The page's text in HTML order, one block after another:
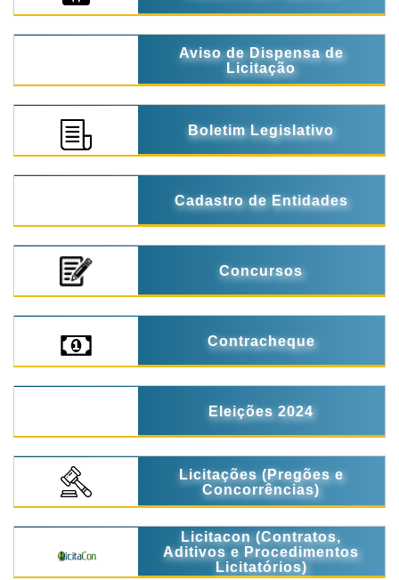
Aviso de Dispensa de
Licitação
Boletim Legislativo
Cadastro de Entidades
Concursos
Contracheque
Eleições 2024
Licitações (Pregões e
Concorrências)
Licitacon (Contratos,
Aditivos e Procedimentos
Licitatórios)